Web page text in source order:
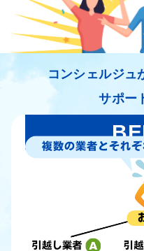
コンシェルジュ
サポー